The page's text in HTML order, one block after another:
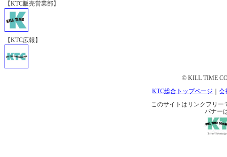
【KTC販売営業部】
【KTC広報】
© KILL TIME
KTC総合トップページ
｜会
このサイトはリンクフリー
バナー